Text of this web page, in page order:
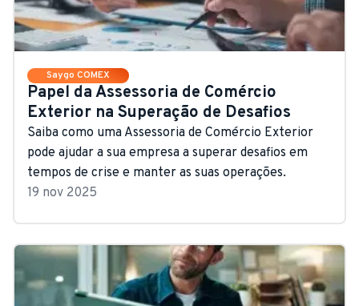
Saygo COMEX
Papel da Assessoria de Comércio
Exterior na Superação de Desafios
Saiba como uma Assessoria de Comércio Exterior
pode ajudar a sua empresa a superar desafios em
tempos de crise e manter as suas operações.
19 nov 2025